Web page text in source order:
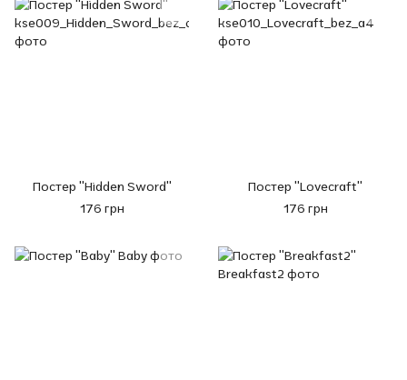
Постер "Hidden Sword"
176 грн
Постер "Lovecraft"
176 грн